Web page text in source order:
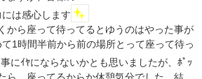
は感心します
から座って待ってるとゆうのはやった事が
1時間半前から前の場所とって座って待っ
にｲﾔにならないかとも思いましたが、ﾎﾟｯ